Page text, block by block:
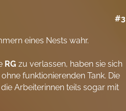
#3
eines Nests wahr.
RG zu verlassen, haben sie sich
ohne funktionierenden Tank. Die
Arbeiterinnen teils sogar mit